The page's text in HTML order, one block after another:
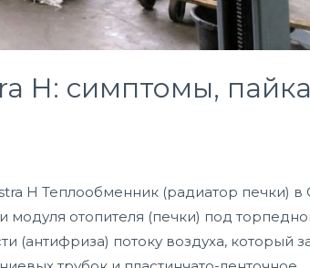
H: симптомы,
H Теплообменник (радиатор печки) в
отопителя (печки) под
(антифриза) потоку воздуха, который